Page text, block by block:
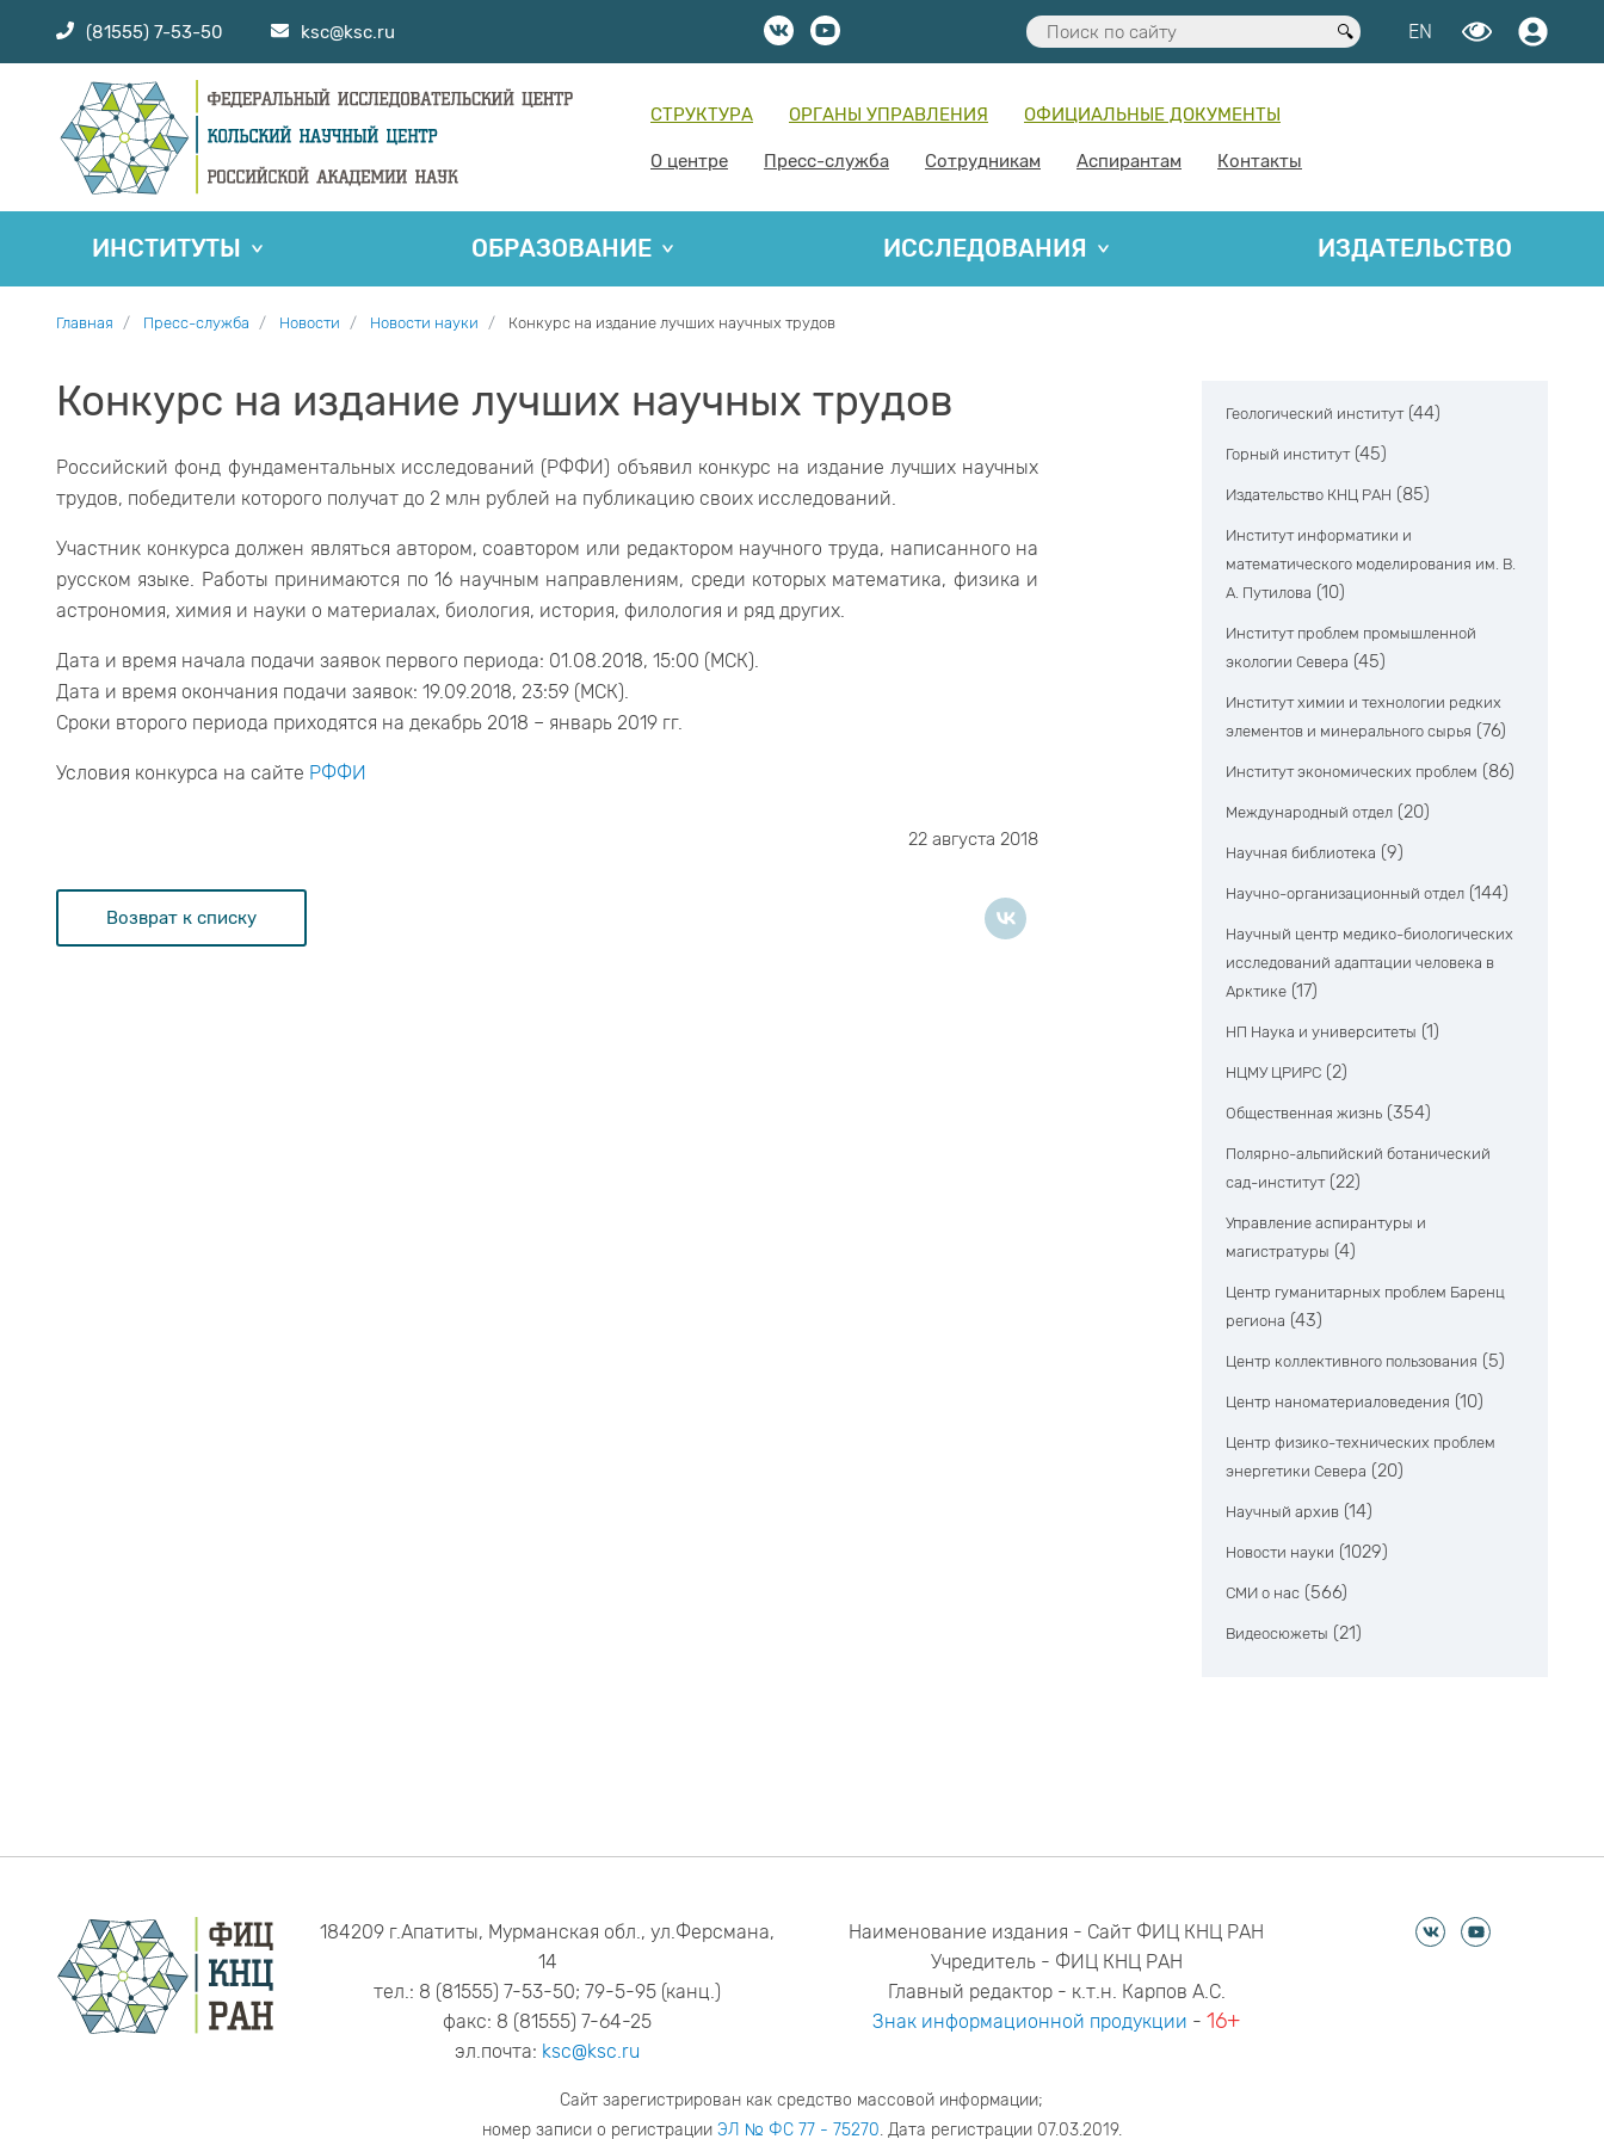
(81555) 7-53-50 ksc@ksc.ru EN
СТРУКТУРА ОРГАНЫ УПРАВЛЕНИЯ ОФИЦИАЛЬНЫЕ ДОКУМЕНТЫ
О центре Пресс-служба Сотрудникам Аспирантам Контакты
ИНСТИТУТЫ ОБРАЗОВАНИЕ ИССЛЕДОВАНИЯ ИЗДАТЕЛЬСТВО
Главная Пресс-служба Новости Новости науки Конкурс на издание лучших научных трудов
Конкурс на издание лучших научных трудов
Российский фонд фундаментальных исследований (РФФИ) объявил конкурс на издание лучших научных
трудов, победители которого получат до 2 млн рублей на публикацию своих исследований.
Участник конкурса должен являться автором, соавтором или редактором научного труда, написанного на
русском языке. Работы принимаются по 16 научным направлениям, среди которых математика, физика и
астрономия, химия и науки о материалах, биология, история, филология и ряд других.
Дата и время начала подачи заявок первого периода: 01.08.2018, 15:00 (МСК).
Дата и время окончания подачи заявок: 19.09.2018, 23:59 (МСК).
Сроки второго периода приходятся на декабрь 2018 – январь 2019 гг.
Условия конкурса на сайте РФФИ
22 августа 2018
Возврат к списку
Геологический институт (44)
Горный институт (45)
Издательство КНЦ РАН (85)
Институт информатики и
математического моделирования им. В.
А. Путилова (10)
Институт проблем промышленной
экологии Севера (45)
Институт химии и технологии редких
элементов и минерального сырья (76)
Институт экономических проблем (86)
Международный отдел (20)
Научная библиотека (9)
Научно-организационный отдел (144)
Научный центр медико-биологических
исследований адаптации человека в
Арктике (17)
НП Наука и университеты (1)
НЦМУ ЦРИРС (2)
Общественная жизнь (354)
Полярно-альпийский ботанический
сад-институт (22)
Управление аспирантуры и
магистратуры (4)
Центр гуманитарных проблем Баренц
региона (43)
Центр коллективного пользования (5)
Центр наноматериаловедения (10)
Центр физико-технических проблем
энергетики Севера (20)
Научный архив (14)
Новости науки (1029)
СМИ о нас (566)
Видеосюжеты (21)
184209 г.Апатиты, Мурманская обл., ул.Ферсмана,
14
тел.: 8 (81555) 7-53-50; 79-5-95 (канц.)
факс: 8 (81555) 7-64-25
эл.почта: ksc@ksc.ru
Наименование издания - Сайт ФИЦ КНЦ РАН
Учредитель - ФИЦ КНЦ РАН
Главный редактор - к.т.н. Карпов А.С.
Знак информационной продукции -16+
Сайт зарегистрирован как средство массовой информации;
номер записи о регистрации ЭЛ № ФС 77 - 75270. Дата регистрации 07.03.2019.